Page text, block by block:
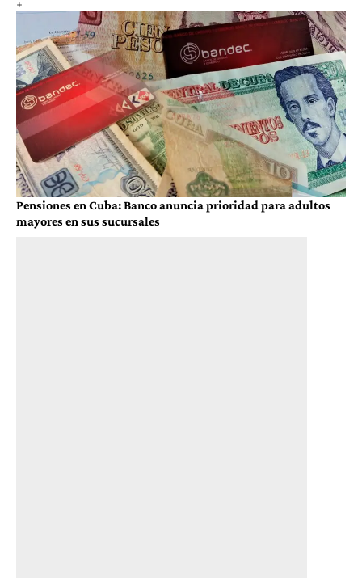
Pensiones en Cuba: Banco anuncia prioridad para adultos
mayores en sus sucursales